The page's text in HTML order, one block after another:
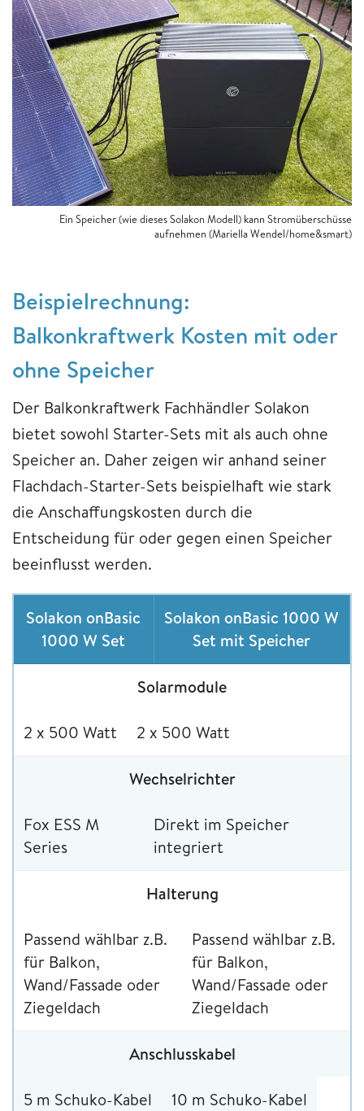
Ein Speicher (wie dieses Solakon Modell) kann Stromüberschüsse
aufnehmen (Mariella Wendel/home&smart)
Beispielrechnung:
Balkonkraftwerk Kosten mit oder
ohne Speicher
Der Balkonkraftwerk Fachhändler Solakon
bietet sowohl Starter-Sets mit als auch ohne
Speicher an. Daher zeigen wir anhand seiner
Flachdach-Starter-Sets beispielhaft wie stark
die Anschaffungskosten durch die
Entscheidung für oder gegen einen Speicher
beeinflusst werden.
Solakon onBasic
1000 W Set
Solakon onBasic 1000 W
Set mit Speicher
Solarmodule
2 x 500 Watt 2 x 500 Watt
Wechselrichter
Fox ESS M
Series
Direkt im Speicher
integriert
Halterung
Passend wählbar z.B.
für Balkon,
Wand/Fassade oder
Ziegeldach
Passend wählbar z.B.
für Balkon,
Wand/Fassade oder
Ziegeldach
Anschlusskabel
5 m Schuko-Kabel 10 m Schuko-Kabel